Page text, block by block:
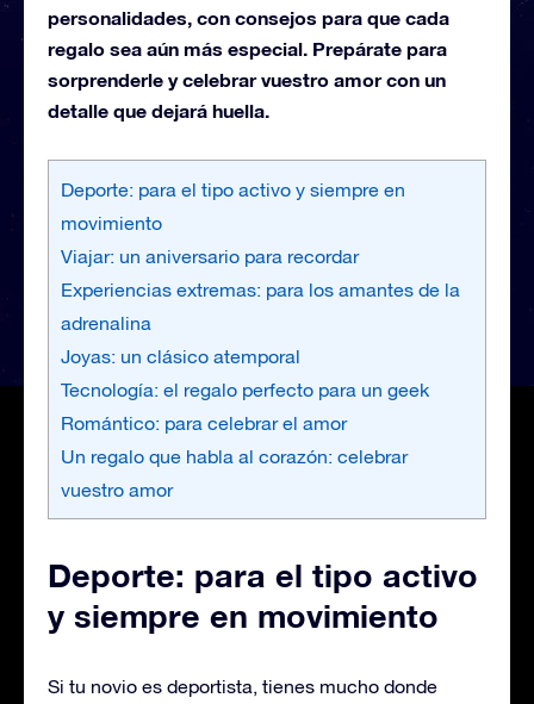
personalidades, con consejos para que cada
regalo sea aún más especial. Prepárate para
sorprenderle y celebrar vuestro amor con un
detalle que dejará huella.
Deporte: para el tipo activo y siempre en
movimiento
Viajar: un aniversario para recordar
Experiencias extremas: para los amantes de la
adrenalina
Joyas: un clásico atemporal
Tecnología: el regalo perfecto para un geek
Romántico: para celebrar el amor
Un regalo que habla al corazón: celebrar
vuestro amor
Deporte: para el tipo activo
y siempre en movimiento
Si tu novio es deportista, tienes mucho donde